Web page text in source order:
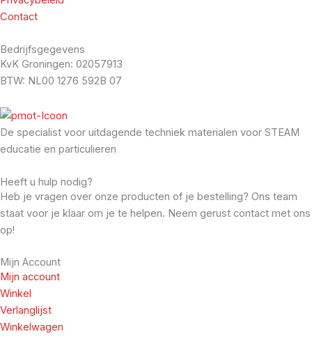
Contact
Bedrijfsgegevens
KvK Groningen: 02057913
BTW: NL00 1276 592B 07
De specialist voor uitdagende techniek materialen voor STEAM
educatie en particulieren
Heeft u hulp nodig?
Heb je vragen over onze producten of je bestelling? Ons team
staat voor je klaar om je te helpen. Neem gerust contact met ons
op!
Mijn Account
Mijn account
Winkel
Verlanglijst
Winkelwagen